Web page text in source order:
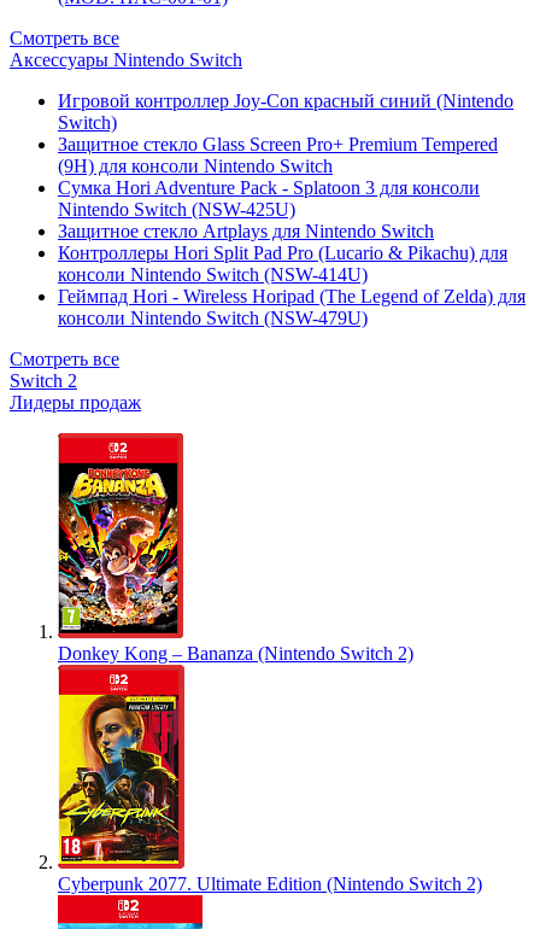
Смотреть все
Аксессуары Nintendo Switch
Игровой контроллер Joy-Con красный синий (Nintendo
Switch)
Защитное стекло Glass Screen Pro+ Premium Tempered
(9H) для консоли Nintendo Switch
Сумка Hori Adventure Pack - Splatoon 3 для консоли
Nintendo Switch (NSW-425U)
Защитное стекло Artplays для Nintendo Switch
Контроллеры Hori Split Pad Pro (Lucario & Pikachu) для
консоли Nintendo Switch (NSW-414U)
Геймпад Hori - Wireless Horipad (The Legend of Zelda) для
консоли Nintendo Switch (NSW-479U)
Смотреть все
Switch 2
Лидеры продаж
Donkey Kong – Bananza (Nintendo Switch 2)
Cyberpunk 2077. Ultimate Edition (Nintendo Switch 2)